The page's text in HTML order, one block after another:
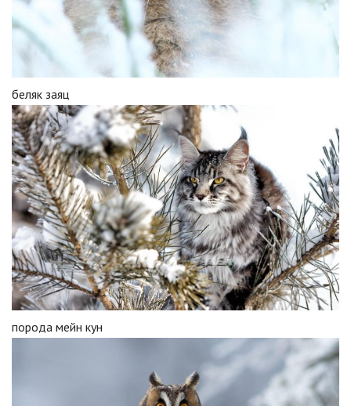
беляк заяц
порода мейн кун